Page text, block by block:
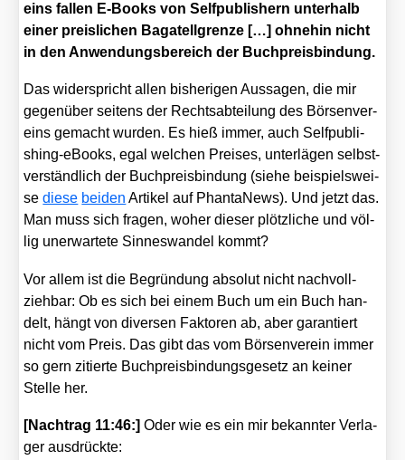
eins fal­len E‑Books von Self­pu­blishern unter­halb
einer preis­li­chen Baga­tell­gren­ze […] ohne­hin nicht
in den Anwen­dungs­be­reich der Buch­preis­bin­dung.
Das wider­spricht allen bis­he­ri­gen Aus­sa­gen, die mir
gegen­über sei­tens der Rechts­ab­tei­lung des Bör­sen­ver­
eins gemacht wur­den. Es hieß immer, auch Self­pu­bli­
shing-eBooks, egal wel­chen Prei­ses, unter­lä­gen selbst­
ver­ständ­lich der Buch­preis­bin­dung (sie­he bei­spiels­wei­
sedie­se bei­den Arti­kel auf Phan­ta­News). Und jetzt das.
Man muss sich fra­gen, woher die­ser plötz­li­che und völ­
lig uner­war­te­te Sin­nes­wan­del kommt?
Vor allem ist die Begrün­dung abso­lut nicht nach­voll­
zieh­bar: Ob es sich bei einem Buch um ein Buch han­
delt, hängt von diver­sen Fak­to­ren ab, aber garan­tiert
nicht vom Preis. Das gibt das vom Bör­sen­ver­ein immer
so gern zitier­te Buch­preis­bin­dungs­ge­setz an kei­ner
Stel­le her.
[Nach­trag 11:46:] Oder wie es ein mir bekann­ter Ver­la­
ger aus­drück­te: